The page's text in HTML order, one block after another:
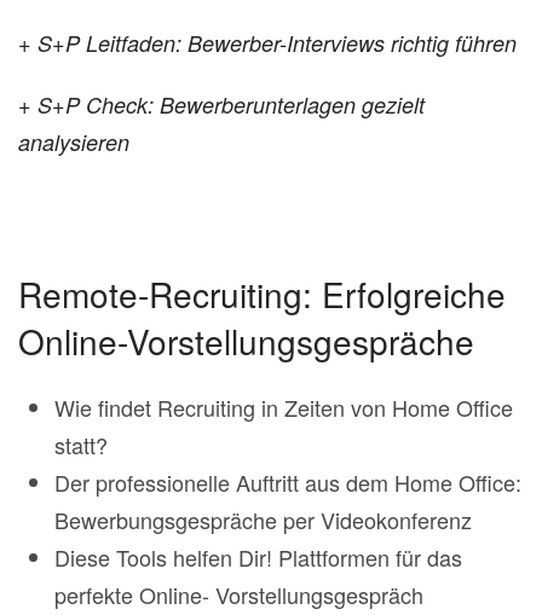
+ S+P Leitfaden: Bewerber-Interviews richtig führen
+ S+P Check: Bewerberunterlagen gezielt
analysieren
Remote-Recruiting: Erfolgreiche
Online-Vorstellungsgespräche
Wie findet Recruiting in Zeiten von Home Office
statt?
Der professionelle Auftritt aus dem Home Office:
Bewerbungsgespräche per Videokonferenz
Diese Tools helfen Dir! Plattformen für das
perfekte Online- Vorstellungsgespräch